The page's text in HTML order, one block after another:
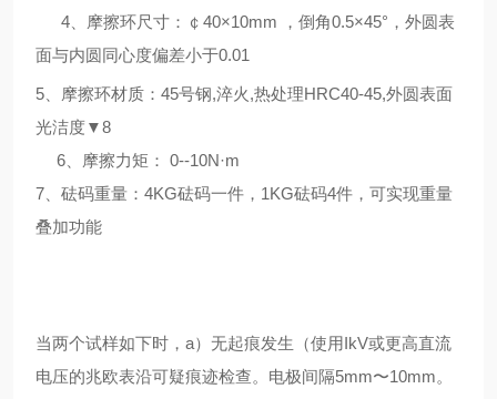
4、摩擦环尺寸：￠40×10mm ，倒角0.5×45°，外圆表
面与内圆同心度偏差小于0.01
5、摩擦环材质：45号钢,淬火,热处理HRC40-45,外圆表面
光洁度▼8
6、摩擦力矩： 0--10N·m
7、砝码重量：4KG砝码一件，1KG砝码4件，可实现重量
叠加功能
当两个试样如下时，a）无起痕发生（使用IkV或更高直流
电压的兆欧表沿可疑痕迹检查。电极间隔5mm〜10mm。